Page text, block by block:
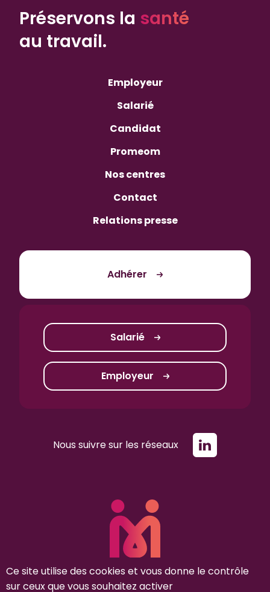
Préservons la santé
au travail.
Employeur
Salarié
Candidat
Promeom
Nos centres
Contact
Relations presse
Adhérer
Salarié
Employeur
Nous suivre sur les réseaux
Mentions légales Politique de gestion des données
Ce site utilise des cookies et vous donne le contrôle
sur ceux que vous souhaitez activer